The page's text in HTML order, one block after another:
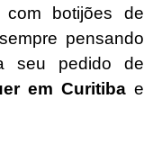
com botijões de
pensando
seu pedido de
em Curitibae